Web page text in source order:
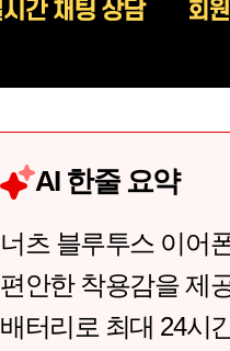
AI 한줄 요약
너츠 블루투스 이어
편안한 착용감을 제
배터리로 최대 24시